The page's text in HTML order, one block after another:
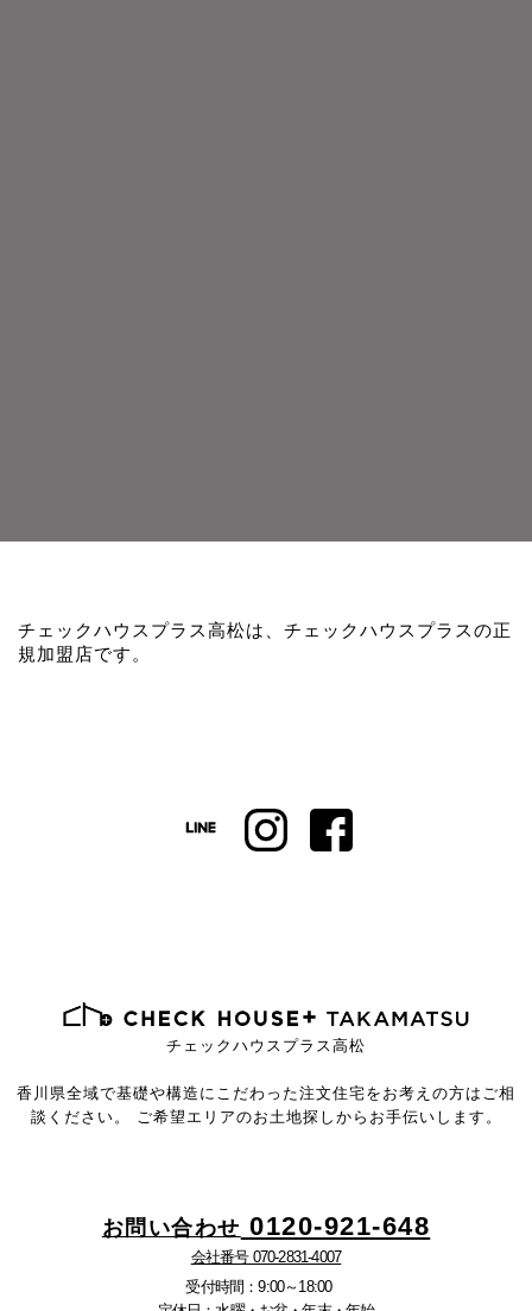
チェックハウスプラス高松は、チェックハウスプラスの正
規加盟店です。
チェックハウスプラス高松
香川県全域で基礎や構造にこだわった注文住宅を お考えの方はご相
談ください。
ご希望エリアのお土地探しからお手伝いします。
お問い合わせ 0120-921-648
会社番号 070-2831-4007
受付時間：9:00～18:00